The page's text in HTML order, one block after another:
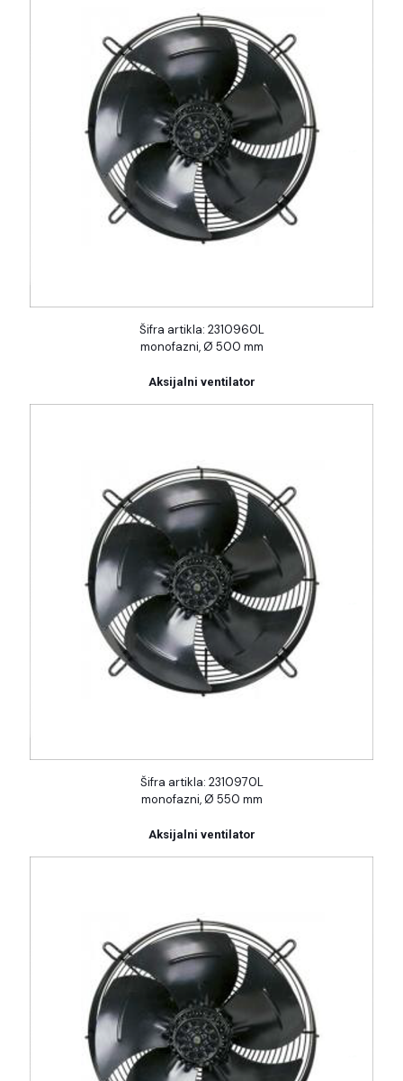
Šifra artikla: 2310960L
monofazni, Ø 500 mm
Aksijalni ventilator
Šifra artikla: 2310970L
monofazni, Ø 550 mm
Aksijalni ventilator